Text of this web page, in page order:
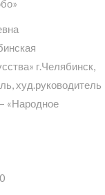
г.Челябинск,
худ.руководитель
«Народное